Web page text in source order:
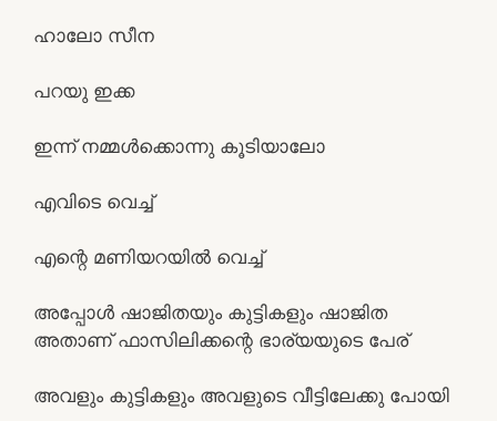
ഹാലോ സീന
പറയു ഇക്ക
ഇന്ന് നമ്മൾക്കൊന്നു കൂടിയാലോ
എവിടെ വെച്ച്
എന്റെ മണിയറയിൽ വെച്ച്
അപ്പോൾ ഷാജിതയും കുട്ടികളും ഷാജിത
അതാണ് ഫാസിലിക്കന്റെ ഭാര്യയുടെ പേര്
അവളും കുട്ടികളും അവളുടെ വീട്ടിലേക്കു പോയി